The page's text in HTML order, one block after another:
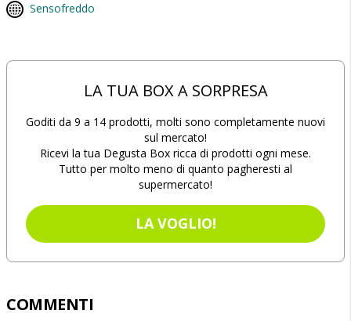
Sensofreddo
LA TUA BOX A SORPRESA
Goditi da 9 a 14 prodotti, molti sono completamente nuovi
sul mercato!
Ricevi la tua Degusta Box ricca di prodotti ogni mese.
Tutto per molto meno di quanto pagheresti al
supermercato!
LA VOGLIO!
COMMENTI